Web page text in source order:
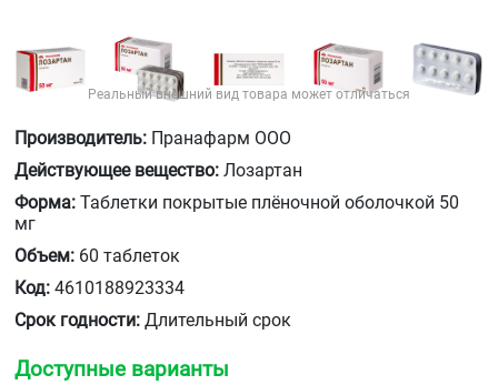
Реальный внешний вид товара может отличаться
Производитель: Пранафарм ООО
Действующее вещество: Лозартан
Форма: Таблетки покрытые плёночной оболочкой 50
мг
Объем: 60 таблеток
Код: 4610188923334
Срок годности: Длительный срок
Доступные варианты